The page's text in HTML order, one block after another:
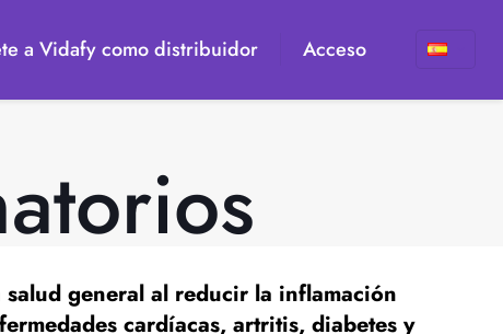
a Vidafy como distribuidor Acceso
general al reducir la inflamación
cardíacas, artritis, diabetes y